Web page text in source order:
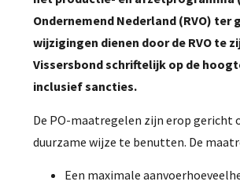
Ondernemend Nederland (RVO)
wijzigingen dienen door de RVO te
Vissersbond schriftelijk op de
inclusief sancties.
De PO-maatregelen zijn erop gericht
duurzame wijze te benutten. De
Een maximale